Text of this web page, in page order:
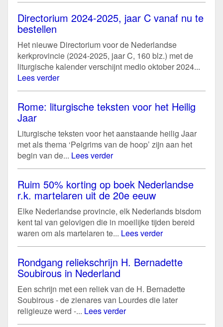
Directorium 2024-2025, jaar C vanaf nu te
bestellen
Het nieuwe Directorium voor de Nederlandse
kerkprovincie (2024-2025, jaar C, 160 blz.) met de
liturgische kalender verschijnt medio oktober 2024...
Lees verder
Rome: liturgische teksten voor het Heilig
Jaar
Liturgische teksten voor het aanstaande heilig Jaar
met als thema ‘Pelgrims van de hoop’ zijn aan het
begin van de... Lees verder
Ruim 50% korting op boek Nederlandse
r.k. martelaren uit de 20e eeuw
Elke Nederlandse provincie, elk Nederlands bisdom
kent tal van gelovigen die in moeilijke tijden bereid
waren om als martelaren te... Lees verder
Rondgang reliekschrijn H. Bernadette
Soubirous in Nederland
Een schrijn met een reliek van de H. Bernadette
Soubirous - de zienares van Lourdes die later
religieuze werd -... Lees verder